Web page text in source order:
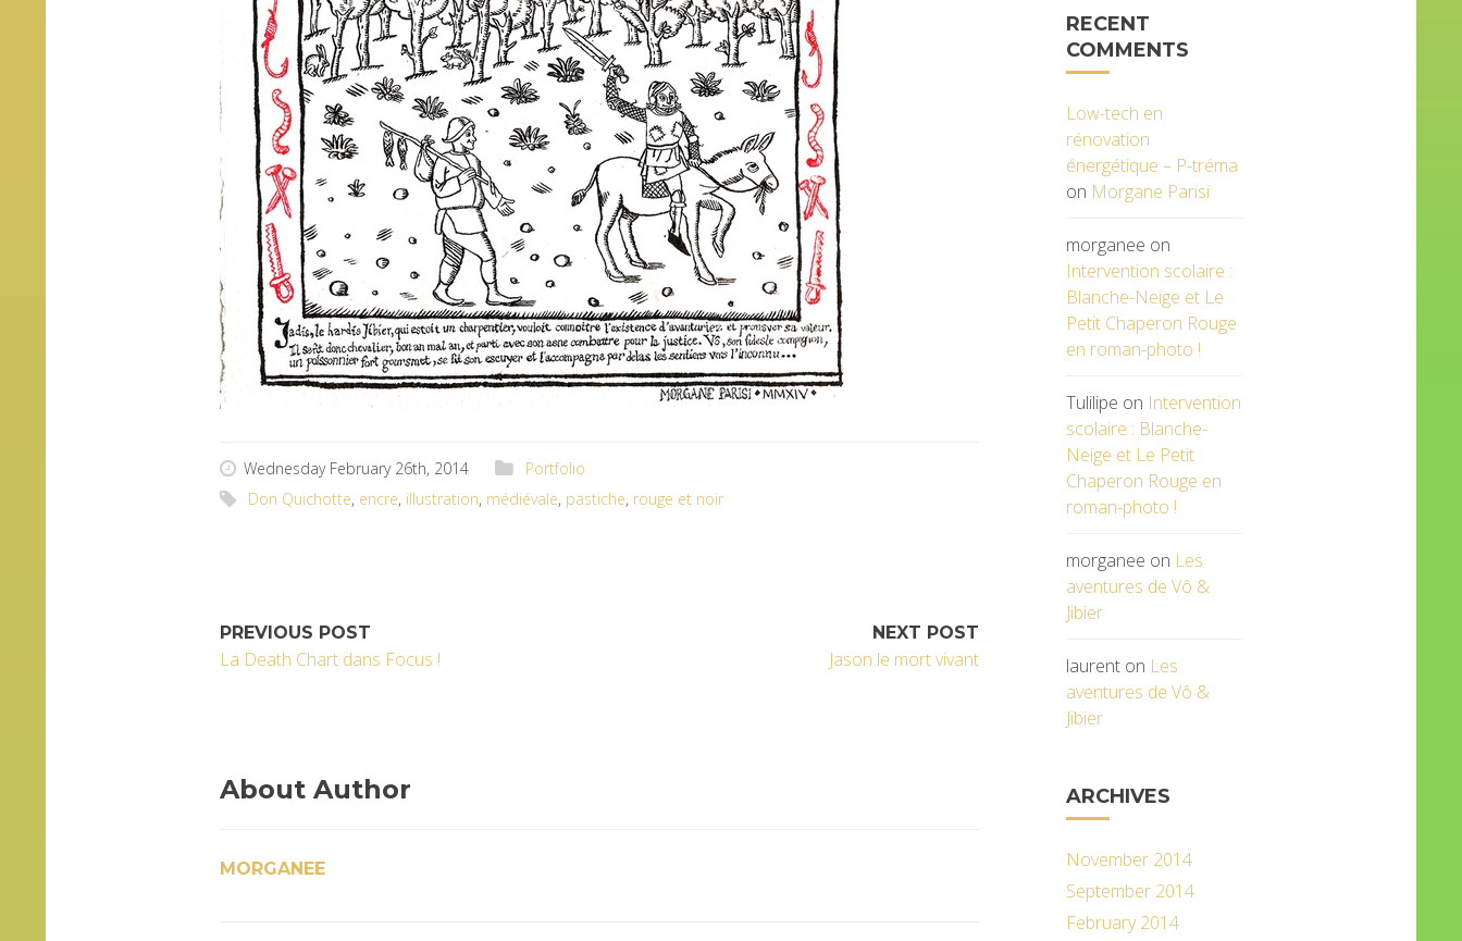
Wednesday February 26th, 2014
Portfolio
Don Quichotte, encre, illustration, médiévale, pastiche, rouge et noir
PREVIOUS POST
La Death Chart dans Focus !
NEXT POST
Jason le mort vivant
About Author
MORGANEE
RECENT
COMMENTS
Low-tech en
rénovation
énergétique – P-tréma
on Morgane Parisi
morganee on
Intervention scolaire :
Blanche-Neige et Le
Petit Chaperon Rouge
en roman-photo !
Tulilipe on Intervention
scolaire : Blanche-
Neige et Le Petit
Chaperon Rouge en
roman-photo !
morganee on Les
aventures de Vô &
Jibier
laurenton Les
aventures de Vô &
Jibier
ARCHIVES
November 2014
September 2014
February 2014